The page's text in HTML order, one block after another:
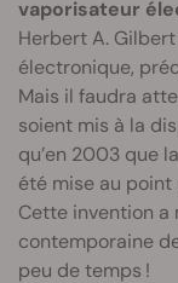
vaporisateur
Herbert A.
électronique,
Mais il faudra
soient mis à la
qu’en 2003 que
été mise au point
Cette invention a
contemporaine
peu de temps !